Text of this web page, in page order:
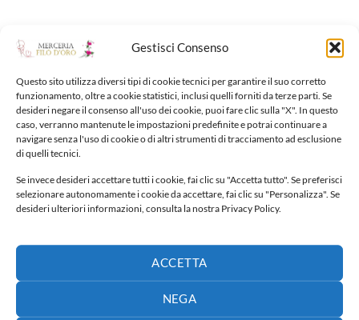
Gestisci Consenso
Questo sito utilizza diversi tipi di cookie tecnici per garantire il suo corretto
funzionamento, oltre a cookie statistici, inclusi quelli forniti da terze parti. Se
desideri negare il consenso all'uso dei cookie, puoi fare clic sulla "X". In questo
caso, verranno mantenute le impostazioni predefinite e potrai continuare a
navigare senza l'uso di cookie o di altri strumenti di tracciamento ad esclusione
di quelli tecnici.
Se invece desideri accettare tutti i cookie, fai clic su "Accetta tutto". Se preferisci
selezionare autonomamente i cookie da accettare, fai clic su "Personalizza". Se
desideri ulteriori informazioni, consulta la nostra Privacy Policy.
ACCETTA
NEGA
NUOVI ARRIVI
Fiocco nascita
Fiocco nascita